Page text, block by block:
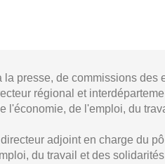
la presse, de commissions des
régional et
l'économie, de l'emploi, du
adjoint en charge du
du travail et des